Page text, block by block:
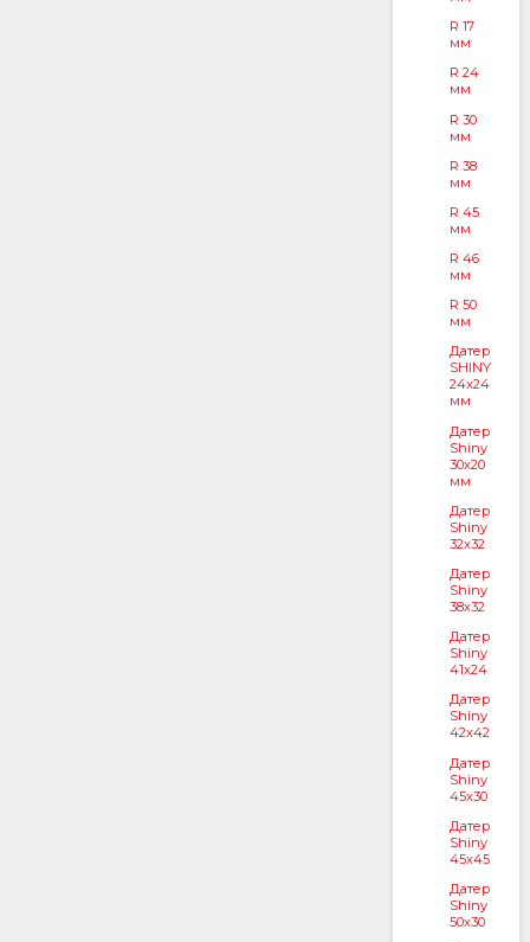
R 17
мм
R 24
мм
R 30
мм
R 38
мм
R 45
мм
R 46
мм
R 50
мм
Датер
SHINY
24x24
мм
Датер
Shiny
30x20
мм
Датер
Shiny
32x32
Датер
Shiny
38x32
Датер
Shiny
41x24
Датер
Shiny
42x42
Датер
Shiny
45x30
Датер
Shiny
45x45
Датер
Shiny
50x30